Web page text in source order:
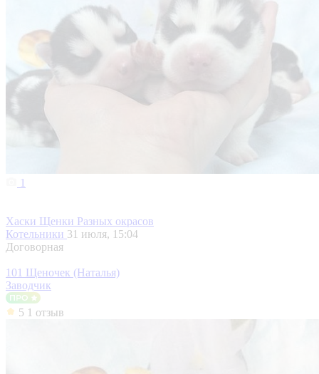
1
Хаски Щенки Разных окрасов
Котельники 31 июля, 15:04
Договорная
101 Щеночек (Наталья)
Заводчик
5 1 отзыв